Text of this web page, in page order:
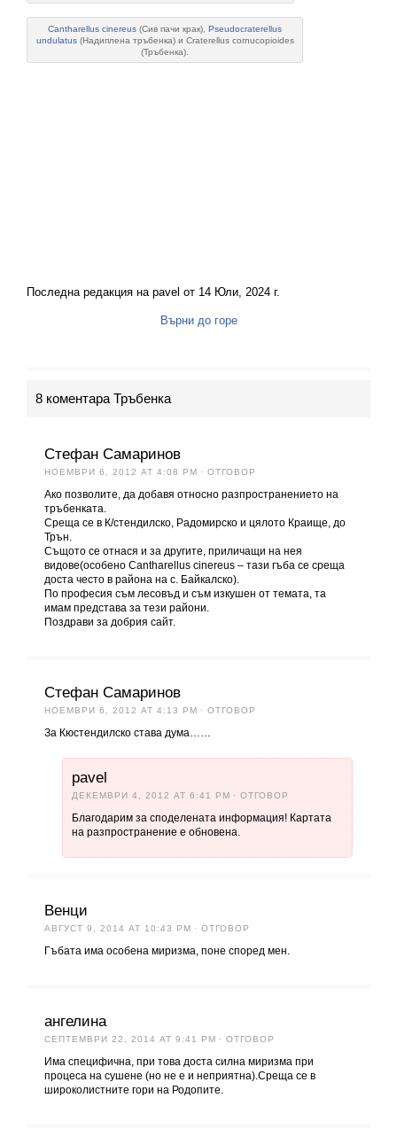
Cantharellus cinereus (Сив пачи крак), Pseudocraterellus
undulatus(Надиплена тръбенка) и Craterellus cornucopioides
(Тръбенка).
Последна редакция на pavel от 14 Юли, 2024 г.
Върни до горе
8 коментара Тръбенка
Стефан Самаринов
НОЕМВРИ 6, 2012 AT 4:08 PM · ОТГОВОР
Ако позволите, да добавя относно разпространението на
тръбенката.
Среща се в К/стендилско, Радомирско и цялото Краище, до
Трън.
Същото се отнася и за другите, приличащи на нея
видове(особено Cantharellus cinereus – тази гъба се среща
доста често в района на с. Байкалско).
По професия съм лесовъд и съм изкушен от темата, та
имам представа за тези райони.
Поздрави за добрия сайт.
Стефан Самаринов
НОЕМВРИ 6, 2012 AT 4:13 PM · ОТГОВОР
За Кюстендилско става дума……
pavel
ДЕКЕМВРИ 4, 2012 AT 6:41 PM · ОТГОВОР
Благодарим за споделената информация! Картата
на разпространение е обновена.
Венци
АВГУСТ 9, 2014 AT 10:43 PM · ОТГОВОР
Гъбата има особена миризма, поне според мен.
ангелина
СЕПТЕМВРИ 22, 2014 AT 9:41 PM · ОТГОВОР
Има специфична, при това доста силна миризма при
процеса на сушене (но не е и неприятна).Среща се в
широколистните гори на Родопите.